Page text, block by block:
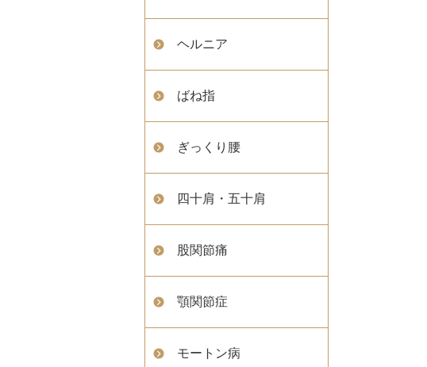
ヘルニア
ばね指
ぎっくり腰
四十肩・五十肩
股関節痛
顎関節症
モートン病